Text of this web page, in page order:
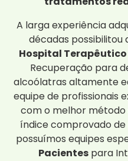
A larga experiência
décadas
Hospital Terapêutico
Recuperação para
alcoólatras altamente
equipe de profissionais
com o melhor
índice comprovado de
possuímos equipes
Pacientes para